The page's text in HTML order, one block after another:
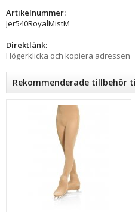
Artikelnummer:
Jer540RoyalMistM
Direktlänk:
Högerklicka och kopiera adressen
Rekommenderade tillbehör